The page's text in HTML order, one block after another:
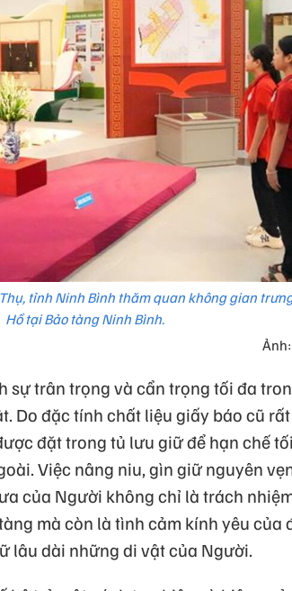
tỉnh Ninh Bình thăm quan không gian
Hồ tại Bảo tàng Ninh Bình.
sự trân trọng và cẩn trọng tối đa
Do đặc tính chất liệu giấy báo cũ
đặt trong tủ lưu giữ để hạn chế
Việc nâng niu, gìn giữ nguyên
của Người không chỉ là trách
mà còn là tình cảm kính yêu của
lâu dài những di vật của Người.